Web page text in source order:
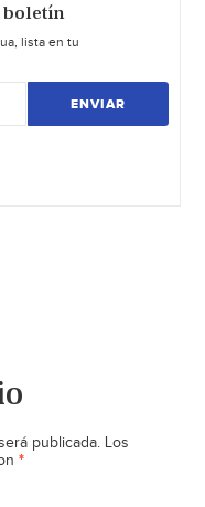
boletín
lista en tu
ENVIAR
publicada. Los
*